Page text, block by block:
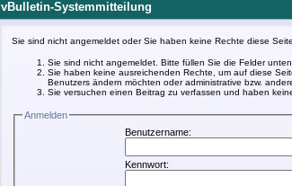
vBulletin-Systemmitteilung
Sie sind nicht angemeldet oder Sie haben keine Rechte diese
Sie sind nicht angemeldet. Bitte füllen Sie die Felder
Sie haben keine ausreichenden Rechte, um auf diese
Benutzers ändern möchten oder administrative bzw.
Sie versuchen einen Beitrag zu verfassen und haben
Anmelden
Benutzername:
Kennwort: